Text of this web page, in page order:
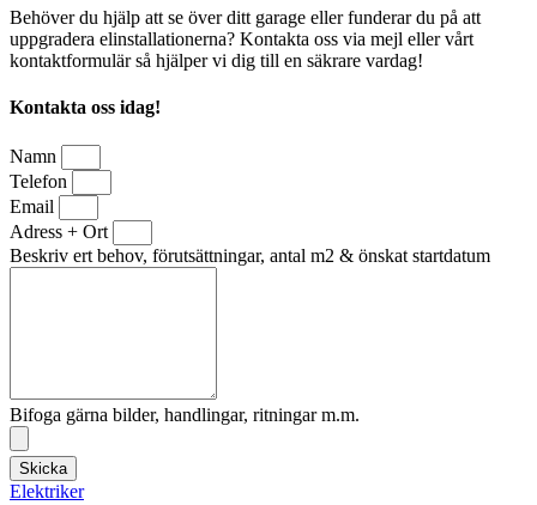
Behöver du hjälp att se över ditt garage eller funderar du på att
uppgradera elinstallationerna? Kontakta oss via mejl eller vårt
kontaktformulär så hjälper vi dig till en säkrare vardag!
Kontakta oss idag!
Namn
Telefon
Email
Adress + Ort
Beskriv ert behov, förutsättningar, antal m2 & önskat startdatum
Bifoga gärna bilder, handlingar, ritningar m.m.
Skicka
Elektriker